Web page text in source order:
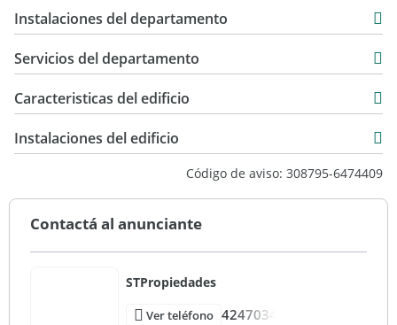
Instalaciones del departamento
Servicios del departamento
Caracteristicas del edificio
Excelente
Instalaciones del edificio
Código de aviso: 308795-6474409
Contactá al anunciante
STPropiedades
Ver teléfono 4247034